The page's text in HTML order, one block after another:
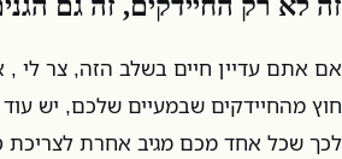
אם אתם עדיין חיים בשלב הזה, צר לי
חוץ מהחיידקים שבמעיים שלכם, יש
לכך שכל אחד מכם מגיב אחרת לצריכת